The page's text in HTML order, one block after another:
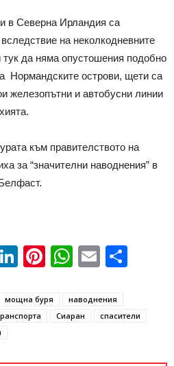
в Северна Ирландия са
на неколкодневните
да няма опустошения подобно
Нормандските острови, щети са
железопътни и автобусни линии
към правителството на
за “значителни наводнения” в
Twitter
LinkedIn
Pinterest
WhatsApp
Email
мощна буря
наводнения
Сиаран
спасители